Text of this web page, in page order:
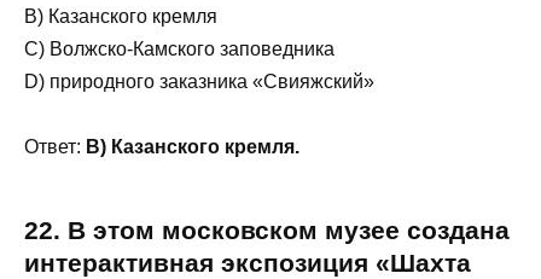
B) Казанского кремля
C) Волжско-Камского заповедника
D) природного заказника «Свияжский»
Ответ: B) Казанского кремля.
22. В этом московском музее создана
интерактивная экспозиция «Шахта